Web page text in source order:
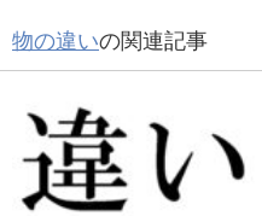
物の違いの関連記事